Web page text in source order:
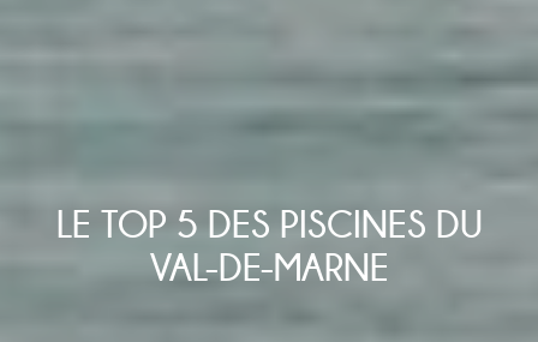
LE TOP 5 DES PISCINES DU
VAL-DE-MARNE